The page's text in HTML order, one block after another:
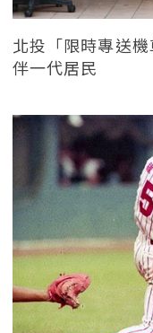
北投「限時專送
伴一代居民